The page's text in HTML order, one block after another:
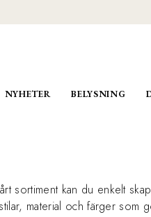
NYHETER BELYSNING
sortiment kan du enkelt
material och färger